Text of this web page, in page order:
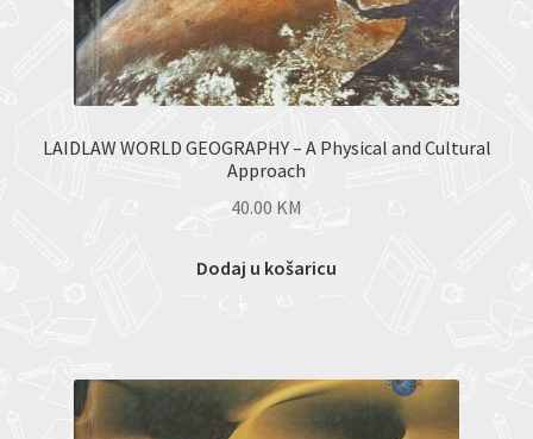
LAIDLAW WORLD GEOGRAPHY – A Physical and Cultural
Approach
40.00 KM
Dodaj u košaricu